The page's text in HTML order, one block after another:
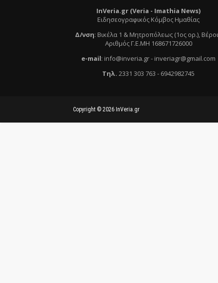
InVeria.gr (Veria - Ιmathia News)
Ειδησεογραφικός Κόμβος Ημαθίας
Δ/νση: Βικέλα 1 & Μητροπόλεως (1ος ορ.),
Αριθμός Γ.Ε.ΜΗ 168671726000
e-mail: info@inveria.gr- inveriagr@gmail.com
Τηλ. 2331 303 763 - 6942982745
Copyright © 2026 InVeria.gr